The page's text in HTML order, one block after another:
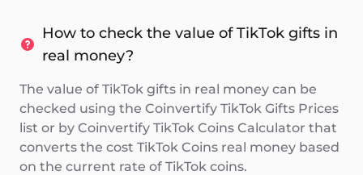
How to check the value of TikTok gifts in
real money?
The value of TikTok gifts in real money can be
checked using the Coinvertify TikTok Gifts Prices
list or by Coinvertify TikTok Coins Calculator that
converts the cost TikTok Coins real money based
on the current rate of TikTok coins.